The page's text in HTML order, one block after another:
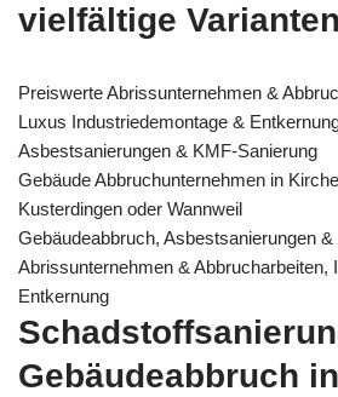
vielfältige
Preiswerte Abrissunternehmen &
Luxus Industriedemontage &
Asbestsanierungen & KMF-Sanierung
Gebäude Abbruchunternehmen in
Kusterdingen oder Wannweil
Gebäudeabbruch, Asbestsanierungen
Abrissunternehmen & Abbrucharbeiten,
Entkernung
Gebäudeabbruch in